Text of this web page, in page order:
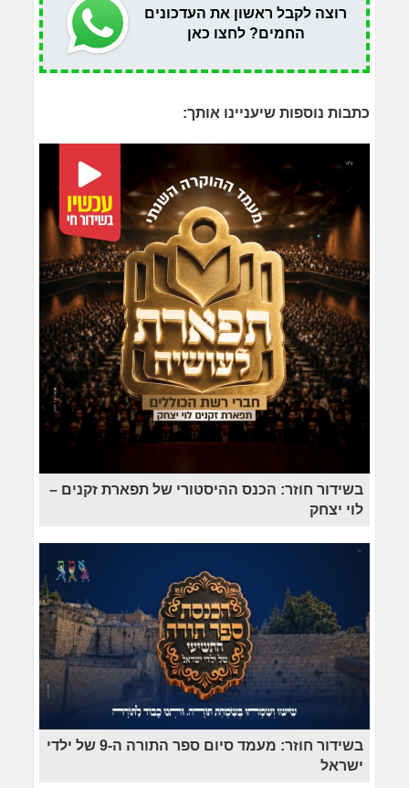
רוצה לקבל ראשון את העדכונים
החמים? לחצו כאן
כתבות נוספות שיעניינו אותך:
בשידור חוזר: הכנס ההיסטורי של תפארת זקנים –
לוי יצחק
בשידור חוזר: מעמד סיום ספר התורה ה-9 של ילדי
ישראל